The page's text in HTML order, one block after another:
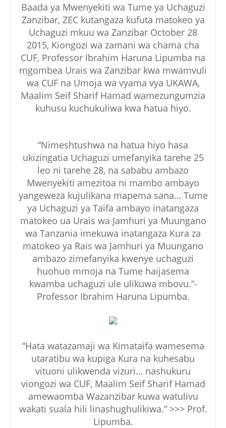
Baada ya Mwenyekiti wa Tume ya Uchaguzi
Zanzibar, ZEC kutangaza kufuta matokeo ya
Uchaguzi mkuu wa Zanzibar October 28
2015, Kiongozi wa zamani wa chama cha
CUF, Professor Ibrahim Haruna Lipumba na
mgombea Urais wa Zanzibar kwa mwamvuli
wa CUF na Umoja wa vyama vya UKAWA,
Maalim Seif Sharif Hamad wamezungumzia
kuhusu kuchukuliwa kwa hatua hiyo.
“Nimeshtushwa na hatua hiyo hasa
ukizingatia Uchaguzi umefanyika tarehe 25
leo ni tarehe 28, na sababu ambazo
Mwenyekiti amezitoa ni mambo ambayo
yangeweza kujulikana mapema sana… Tume
ya Uchaguzi ya Taifa ambayo inatangaza
matokeo ua Urais wa Jamhuri ya Muungano
wa Tanzania imekuwa inatangaza Kura za
matokeo ya Rais wa Jamhuri ya Muungano
ambazo zimefanyika kwenye uchaguzi
huohuo mmoja na Tume haijasema
kwamba uchaguzi ule ulikuwa mbovu.”-
Professor Ibrahim Haruna Lipumba.
“Hata watazamaji wa Kimataifa wamesema
utaratibu wa kupiga Kura na kuhesabu
vituoni ulikwenda vizuri… nashukuru
viongozi wa CUF, Maalim Seif Sharif Hamad
amewaomba Wazanzibar kuwa watulivu
wakati suala hili linashughulikiwa.” >>> Prof.
Lipumba.